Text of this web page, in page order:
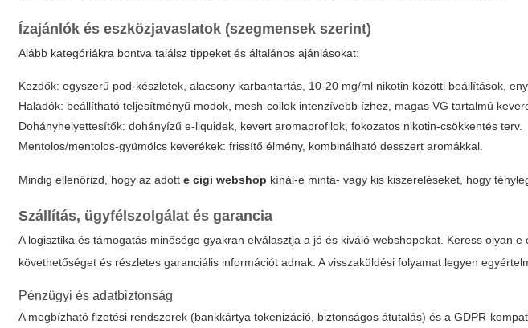
Ízajánlók és eszközjavaslatok (szegmensek szerint)
Alább kategóriákra bontva találsz tippeket és általános ajánlásokat:
Kezdők: egyszerű pod-készletek, alacsony karbantartás, 10-20 mg/ml nikotin közötti beállítások,
Haladók: beállítható teljesítményű modok, mesh-coilok intenzívebb ízhez, magas VG tartalmú
Dohányhelyettesítők: dohányízű e-liquidek, kevert aro­ma­profilok, fokozatos nikotin-csökkentés terv.
Mentolos/mentolos-gyümölcs keverékek: frissítő élmény, kombinálható desszert aromákkal.
Mindig ellenőrizd, hogy az adotte cigi webshop kínál-e minta- vagy kis kiszereléseket, hogy
Szállítás, ügyfélszolgálat és garancia
A logisztika és támogatás minősége gyakran elválasztja a jó és kiváló webshopokat. Keress olyane
követhetőséget és részletes garanciális információt adnak. A visszaküldési folyamat legyen
Pénzügyi és adatbiztonság
A megbízható fizetési rendszerek (bankkártya tokenizáció, biztonságos átutalás) és a GDPR-